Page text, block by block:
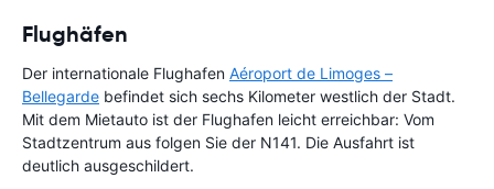
Flughäfen
Der internationale Flughafen Aéroport de Limoges –
Bellegarde befindet sich sechs Kilometer westlich der Stadt.
Mit dem Mietauto ist der Flughafen leicht erreichbar: Vom
Stadtzentrum aus folgen Sie der N141. Die Ausfahrt ist
deutlich ausgeschildert.